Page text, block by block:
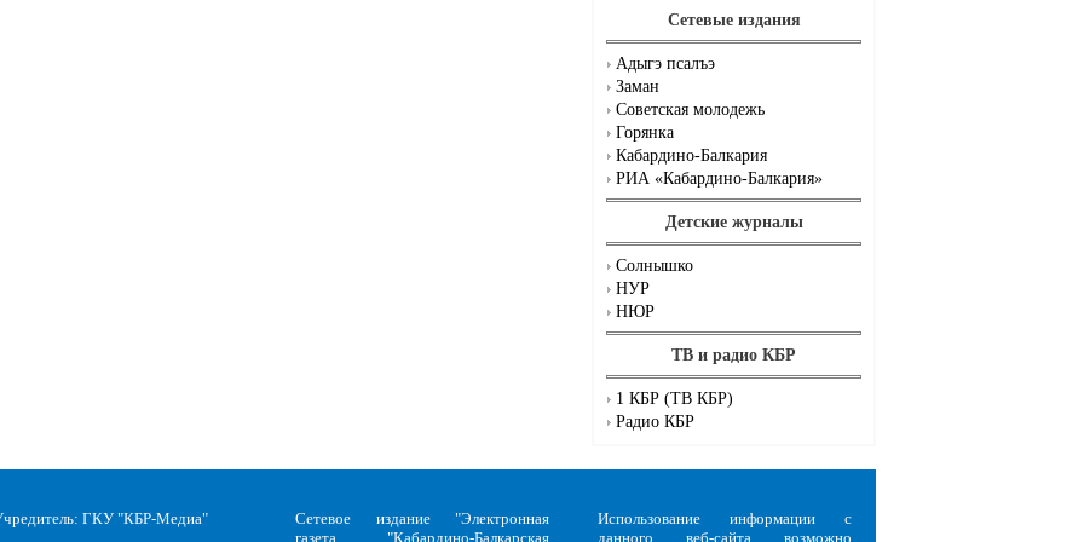
Сетевые издания
Адыгэ псалъэ
Заман
Советская молодежь
Горянка
Кабардино-Балкария
РИА «Кабардино-Балкария»
Детские журналы
Солнышко
НУР
НЮР
ТВ и радио КБР
1 КБР (ТВ КБР)
Радио КБР
ГКУ "КБР-Медиа"
Сетевое издание "Электронная
газета "Кабардино-Балкарская
Использование информации с
данного веб-сайта возможно